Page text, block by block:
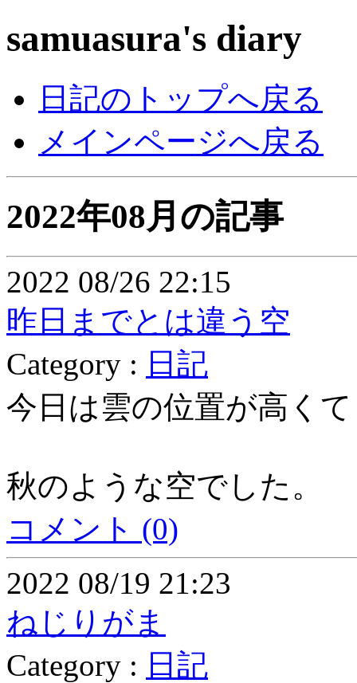
samuasura's diary
日記のトップへ戻る
メインページへ戻る
2022年08月の記事
2022 08/26 22:15
昨日までとは違う空
Category : 日記
今日は雲の位置が高くて
秋のような空でした。
コメント (0)
2022 08/19 21:23
ねじりがま
Category : 日記